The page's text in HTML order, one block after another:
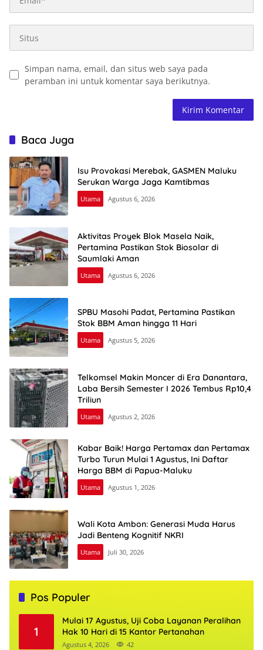
Simpan nama, email, dan situs web saya pada
peramban ini untuk komentar saya berikutnya.
Baca Juga
Isu Provokasi Merebak, GASMEN Maluku
Serukan Warga Jaga Kamtibmas
Utama Agustus 6, 2026
Aktivitas Proyek Blok Masela Naik,
Pertamina Pastikan Stok Biosolar di
Saumlaki Aman
Utama Agustus 6, 2026
SPBU Masohi Padat, Pertamina Pastikan
Stok BBM Aman hingga 11 Hari
Utama Agustus 5, 2026
Telkomsel Makin Moncer di Era Danantara,
Laba Bersih Semester I 2026 Tembus Rp10,4
Triliun
Utama Agustus 2, 2026
Kabar Baik! Harga Pertamax dan Pertamax
Turbo Turun Mulai 1 Agustus, Ini Daftar
Harga BBM di Papua-Maluku
Utama Agustus 1, 2026
Wali Kota Ambon: Generasi Muda Harus
Jadi Benteng Kognitif NKRI
Utama Juli 30, 2026
Pos Populer
1
Mulai 17 Agustus, Uji Coba Layanan Peralihan
Hak 10 Hari di 15 Kantor Pertanahan
Agustus 4, 2026 42